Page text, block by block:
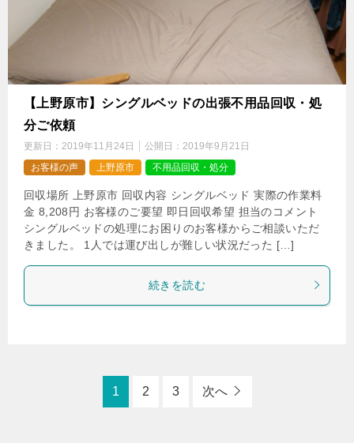
【上野原市】シングルベッドの出張不用品回収・処
分ご依頼
更新日： 2019年11月24日 公開日： 2019年9月21日
お客様の声
上野原市 不用品回収・処分
回収場所 上野原市 回収内容 シングルベッド 実際の作業料
金 8,208円 お客様のご要望 即日回収希望 担当のコメント
シングルベッドの処理にお困りのお客様からご相談いただ
きました。 1人では運び出しが難しい状況だった […]
続きを読む
1 2 3 次へ